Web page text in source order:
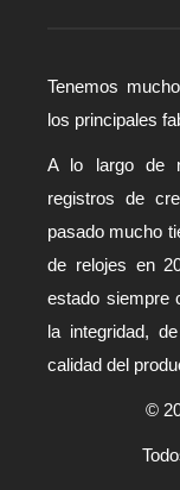
Tenemos
los principales
A lo largo de
registros de
pasado mucho
de relojes en
estado siempre
la integridad,
calidad del
©